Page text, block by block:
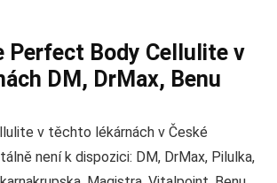
Perfect Body Cellulite v
DM, DrMax, Benu
v těchto lékárnách v České
není k dispozici: DM, DrMax, Pilulka,